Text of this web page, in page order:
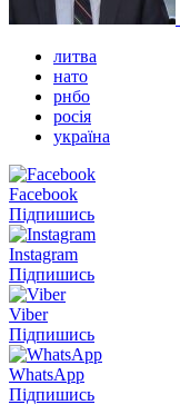
литва
нато
рнбо
росія
україна
Facebook
Підпишись
Instagram
Підпишись
Viber
Підпишись
WhatsApp
Підпишись